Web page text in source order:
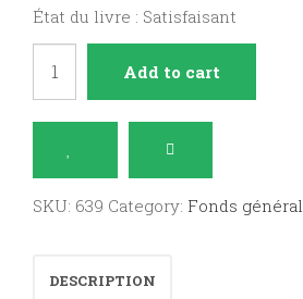
État du livre : Satisfaisant
premiers
éléments.
Add to cart
SKU: 639 Category: Fonds général
DESCRIPTION